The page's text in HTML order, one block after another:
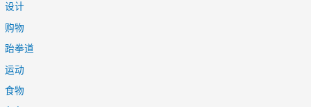
设计
购物
跆拳道
运动
食物